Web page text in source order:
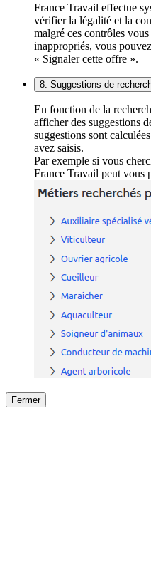
France Travail effectue
vérifier la légalité et la
malgré ces contrôles
inappropriés, vous
« Signaler cette offre ».
8. Suggestions de
En fonction de la
afficher des suggestions
suggestions sont
avez saisis.
Par exemple si vous
France Travail peut vous
Fermer